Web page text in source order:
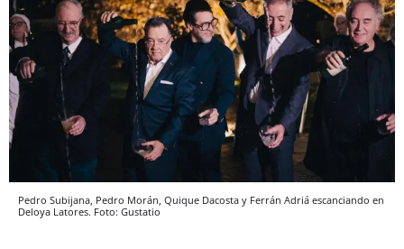
Pedro Subijana, Pedro Morán, Quique Dacosta y Ferrán Adriá escanciando en
Deloya Latores. Foto: Gustatio